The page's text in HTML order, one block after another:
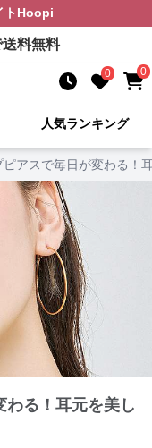
Hoopi
料無料
0 0
人気ランキング
ピアスで毎日が変わる！
わる！耳元を美し